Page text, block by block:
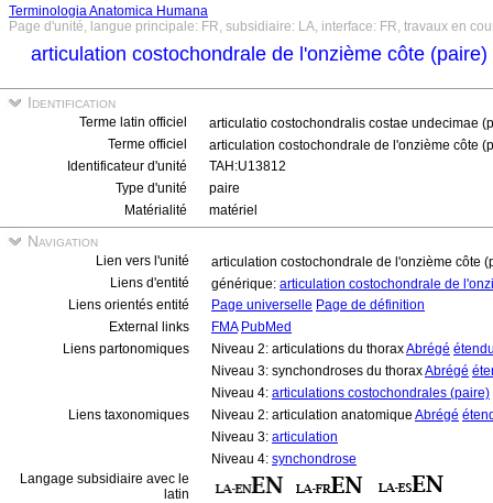
Terminologia Anatomica Humana
Page d'unité, langue principale: FR, subsidiaire: LA, interface: FR, travaux en
articulation costochondrale de l'onzième côte (paire)
Identification
Terme latin officiel
articulatio costochondralis costae undecimae
Terme officiel
articulation costochondrale de l'onzième côte
Identificateur d'unité
TAH:U13812
Type d'unité
paire
Matérialité
matériel
Navigation
Lien vers l'unité
articulation costochondrale de l'onzième côte
Liens d'entité
générique: articulation costochondrale de
Liens orientés entité
Page universelle Page de définition
External links
FMA PubMed
Liens partonomiques
Niveau 2: articulations du thoraxAbrégé
Niveau 3: synchondroses du thoraxAbrégé
Niveau 4: articulations costochondrales (paire)
Liens taxonomiques
Niveau 2: articulation anatomique Abrégé
Niveau 3: articulation
Niveau 4: synchondrose
Langage subsidiaire avec le
latin